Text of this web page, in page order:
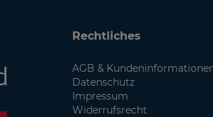
Rechtliches
AGB &
Datenschutz
Impressum
Widerrufsrecht